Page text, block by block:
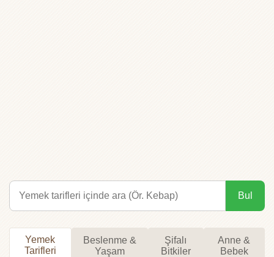
Bul
Yemek
Tarifleri
Beslenme &
Yaşam
Şifalı
Bitkiler
Anne &
Bebek